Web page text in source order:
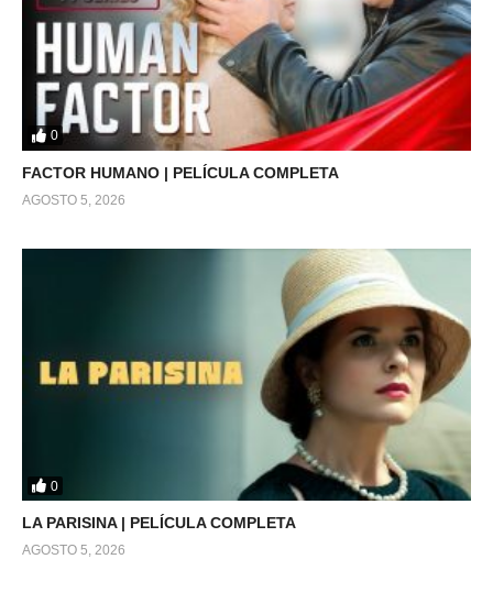
0
FACTOR HUMANO | PELÍCULA COMPLETA
AGOSTO 5, 2026
0
LA PARISINA | PELÍCULA COMPLETA
AGOSTO 5, 2026